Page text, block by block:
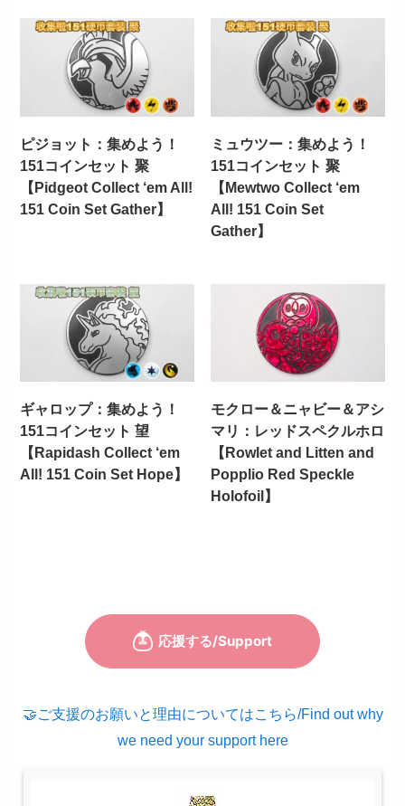
ピジョット：集めよう！
151コインセット 聚
【Pidgeot Collect ‘em All!
151 Coin Set Gather】
ミュウツー：集めよう！
151コインセット 聚
【Mewtwo Collect ‘em
All! 151 Coin Set
Gather】
ギャロップ：集めよう！
151コインセット 望
【Rapidash Collect ‘em
All! 151 Coin Set Hope】
モクロー＆ニャビー＆アシ
マリ：レッドスペクルホロ
【Rowlet and Litten and
Popplio Red Speckle
Holofoil】
🤝ご支援のお願いと理由についてはこちら/Find out why
we need your support here